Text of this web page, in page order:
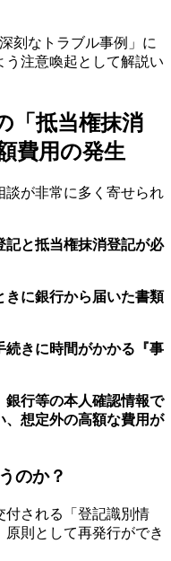
刻なトラブル事例」に
注意喚起として解説い
「抵当権抹消
費用の発生
談が非常に多く寄せられ
記と抵当権抹消登記が必
きに銀行から届いた書類
続きに時間がかかる『事
銀行等の本人確認情報で
、想定外の高額な費用が
のか？
付される「登記識別情
則として再発行ができ